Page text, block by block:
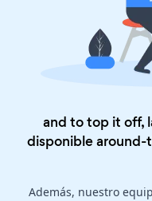
and to top it off,
disponible around-
Además, nuestro